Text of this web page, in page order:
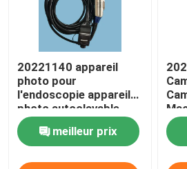
20221140 appareil
photo pour
l'endoscopie appareil
photo autoclavable
tête d'appareil photo
Systèmes de caméra
médicale
meilleur prix